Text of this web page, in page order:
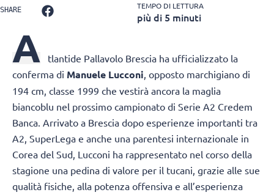
SHARE TEMPO DI LETTURA
più di 5 minuti
A tlantide Pallavolo Brescia ha ufficializzato la
conferma di Manuele Lucconi, opposto marchigiano di
194 cm, classe 1999 che vestirà ancora la maglia
biancoblu nel prossimo campionato di Serie A2 Credem
Banca. Arrivato a Brescia dopo esperienze importanti tra
A2, SuperLega e anche una parentesi internazionale in
Corea del Sud, Lucconi ha rappresentato nel corso della
stagione una pedina di valore per il tucani, grazie alle sue
qualità fisiche, alla potenza offensiva e all’esperienza